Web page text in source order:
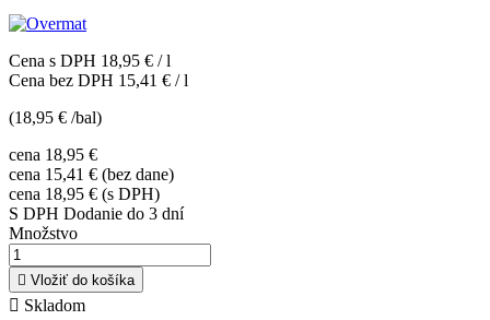
Cena s DPH 18,95 € / l
Cena bez DPH 15,41 € / l
(18,95 € /bal)
cena 18,95 €
cena 15,41 € (bez dane)
cena 18,95 € (s DPH)
S DPH Dodanie do 3 dní
Množstvo
 Vložiť do košíka
 Skladom